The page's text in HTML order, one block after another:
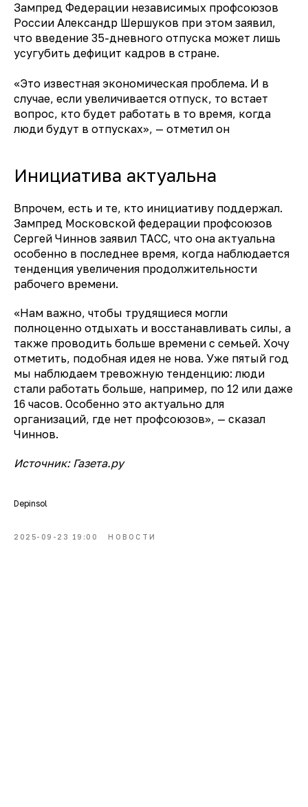
Зампред Федерации независимых профсоюзов
России Александр Шершуков при этом заявил,
что введение 35-дневного отпуска может лишь
усугубить дефицит кадров в стране.
«Это известная экономическая проблема. И в
случае, если увеличивается отпуск, то встает
вопрос, кто будет работать в то время, когда
люди будут в отпусках», — отметил он
Инициатива актуальна
Впрочем, есть и те, кто инициативу поддержал.
Зампред Московской федерации профсоюзов
Сергей Чиннов заявил ТАСС, что она актуальна
особенно в последнее время, когда наблюдается
тенденция увеличения продолжительности
рабочего времени.
«Нам важно, чтобы трудящиеся могли
полноценно отдыхать и восстанавливать силы, а
также проводить больше времени с семьей. Хочу
отметить, подобная идея не нова. Уже пятый год
мы наблюдаем тревожную тенденцию: люди
стали работать больше, например, по 12 или даже
16 часов. Особенно это актуально для
организаций, где нет профсоюзов», — сказал
Чиннов.
Источник: Газета.ру
Depinsol
2025-09-23 19:00 НОВОСТИ